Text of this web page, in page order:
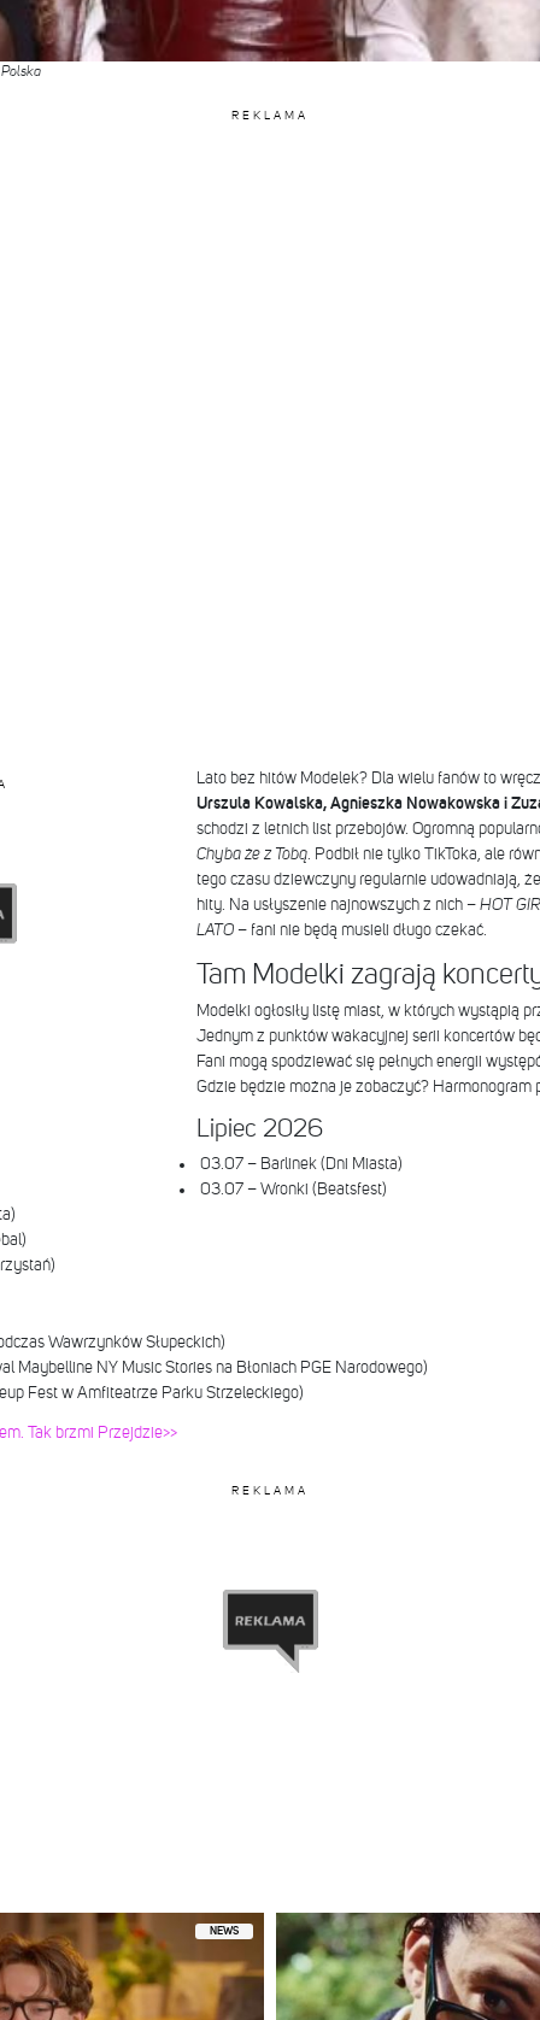
REKLAMA
Lato bez hitów Modelek? Dla wielu fanów to
Urszula Kowalska, Agnieszka Nowakowska i
schodzi z letnich list przebojów. Ogromną
Chyba że z Tobą. Podbił nie tylko TikToka, ale
tego czasu dziewczyny regularnie udowadniają,
hity. Na usłyszenie najnowszych z nich – HOT
LATO– fani nie będą musieli długo czekać.
Tam Modelki zagrają
Modelki ogłosiły listę miast, w których wystąpią
Jednym z punktów wakacyjnej serii koncertów
Fani mogą spodziewać się pełnych energii
Gdzie będzie można je zobaczyć? Harmonogram
Lipiec 2026
03.07 – Barlinek (Dni Miasta)
03.07 – Wronki (Beatsfest)
Wawrzynków Słupeckich)
Maybelline NY Music Stories na Błoniach PGE Narodowego)
Fest w Amfiteatrze Parku Strzeleckiego)
Tak brzmi Przejdzie>>
REKLAMA
NEWS